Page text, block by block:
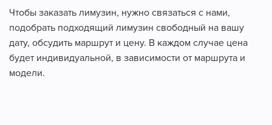
Чтобы заказать лимузин, нужно связаться с нами,
подобрать подходящий лимузин свободный на вашу
дату, обсудить маршрут и цену. В каждом случае цена
будет индивидуальной, в зависимости от маршрута и
модели.